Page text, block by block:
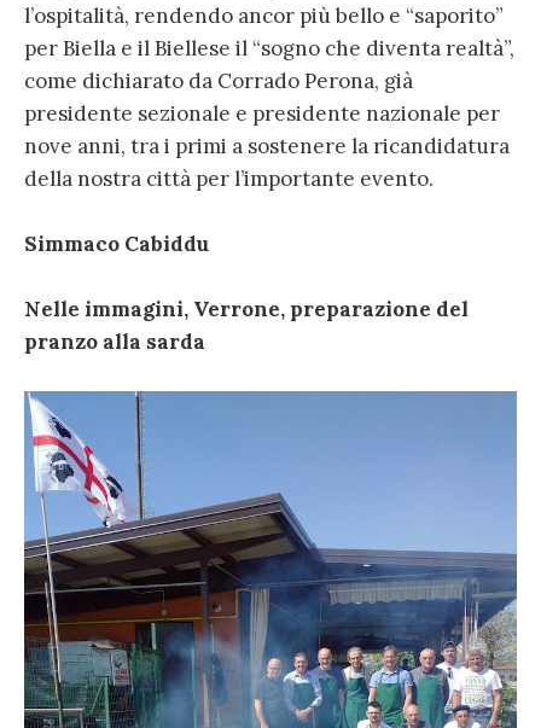
l’ospitalità, rendendo ancor più bello e “saporito”
per Biella e il Biellese il “sogno che diventa realtà”,
come dichiarato da Corrado Perona, già
presidente sezionale e presidente nazionale per
nove anni, tra i primi a sostenere la ricandidatura
della nostra città per l’importante evento.
Simmaco Cabiddu
Nelle immagini, Verrone, preparazione del
pranzo alla sarda